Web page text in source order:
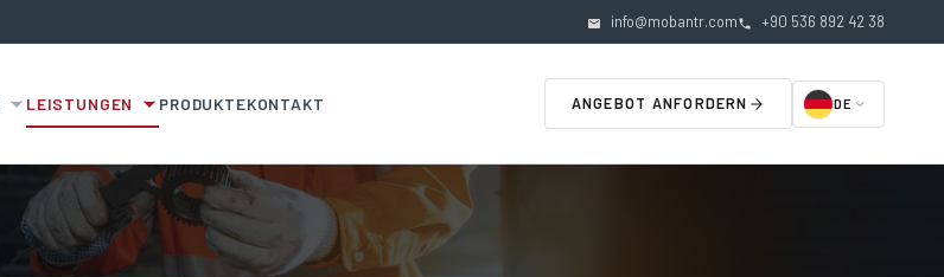
info@mobantr.com +90 536 892 42 38
LEISTUNGEN PRODUKTEKONTAKT ANGEBOT ANFORDERN DE